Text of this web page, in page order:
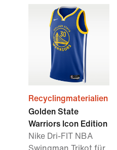
Recyclingmaterialien
Golden State
Warriors Icon Edition
Nike Dri-FIT NBA
Swingman Trikot für